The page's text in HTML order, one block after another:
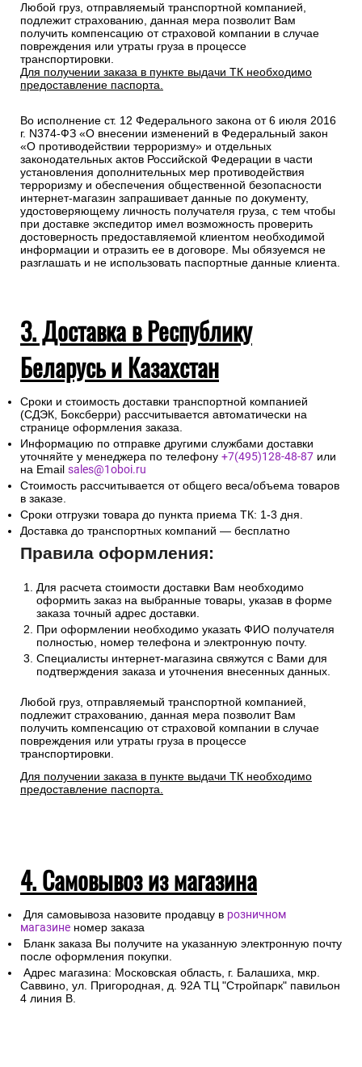
Любой груз, отправляемый транспортной компанией,
подлежит страхованию, данная мера позволит Вам
получить компенсацию от страховой компании в случае
повреждения или утраты груза в процессе
транспортировки.
Для получении заказа в пункте выдачи ТК необходимо
предоставление паспорта.
Во исполнение ст. 12 Федерального закона от 6 июля 2016
г. N374-ФЗ «О внесении изменений в Федеральный закон
«О противодействии терроризму» и отдельных
законодательных актов Российской Федерации в части
установления дополнительных мер противодействия
терроризму и обеспечения общественной безопасности
интернет-магазин запрашивает данные по документу,
удостоверяющему личность получателя груза, с тем чтобы
при доставке экспедитор имел возможность проверить
достоверность предоставляемой клиентом необходимой
информации и отразить ее в договоре. Мы обязуемся не
разглашать и не использовать паспортные данные клиента.
3. Доставка в Республику
Беларусь и Казахстан
Сроки и стоимость доставки транспортной компанией
(СДЭК, Боксберри) рассчитывается автоматически на
странице оформления заказа.
Информацию по отправке другими службами доставки
уточняйте у менеджера по телефону +7(495)128-48-87 или
на Email sales@1oboi.ru
Стоимость рассчитывается от общего веса/объема товаров
в заказе.
Сроки отгрузки товара до пункта приема ТК: 1-3 дня.
Доставка до транспортных компаний — бесплатно
Правила оформления:
Для расчета стоимости доставки Вам необходимо
оформить заказ на выбранные товары, указав в форме
заказа точный адрес доставки.
При оформлении необходимо указать ФИО получателя
полностью, номер телефона и электронную почту.
Специалисты интернет-магазина свяжутся с Вами для
подтверждения заказа и уточнения внесенных данных.
Любой груз, отправляемый транспортной компанией,
подлежит страхованию, данная мера позволит Вам
получить компенсацию от страховой компании в случае
повреждения или утраты груза в процессе
транспортировки.
Для получении заказа в пункте выдачи ТК необходимо
предоставление паспорта.
4. Самовывоз из магазина
Для самовывоза назовите продавцу в розничном
магазине номер заказа
Бланк заказа Вы получите на указанную электронную почту
после оформления покупки.
Адрес магазина: Московская область, г. Балашиха, мкр.
Саввино, ул. Пригородная, д. 92А ТЦ "Стройпарк" павильон
4 линия В.